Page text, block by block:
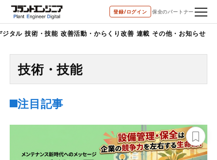
登録/ログイン 保全のパートナー
ジタル 技術・技能 改善活動・からくり改善 連載 その他・お知らせ
技術・技能
注目記事